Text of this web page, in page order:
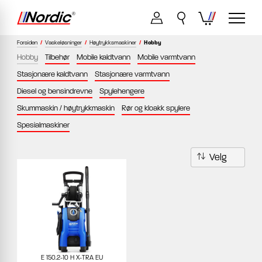
Forsiden / Vaskeløsninger / Høytrykksmaskiner / Hobby
Hobby Tilbehør Mobile kaldtvann
Mobile varmtvann
Stasjonære kaldtvann
Stasjonære varmtvann
Diesel og bensindrevne
Spylehengere
Skummaskin / høytrykkmaskin
Rør og kloakk spylere
Spesialmaskiner
E 150.2-10 H X-TRA EU